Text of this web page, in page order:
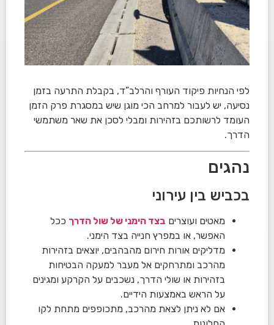
לפי הנחיות פיקוד העורף והרלב”ד, בקבלת התרעה בזמן
נסיעה, יש לעבור למרחב הכי מוגן שיש במסגרת פרק הזמן
העומד לרשותכם בזהירות ומבלי לסכן את שאר משתמשי
הדרך.
נהגים
בכביש בין עירוני
מאטים ועוצרים בצד הימני של שול הדרך ככל
האפשר, או במפרץ חנייה בצד הימני.
מדליקים אורות חירום מהבהבים, יוצאים בזהירות
מהרכב ומתרחקים אל מעבר למעקה הבטיחות
בזהירות או שולי הדרך, נשכבים על הקרקע ומגינים
על הראש באמצעות הידיים.
אם לא ניתן לצאת מהרכב, מתכופפים מתחת לקו